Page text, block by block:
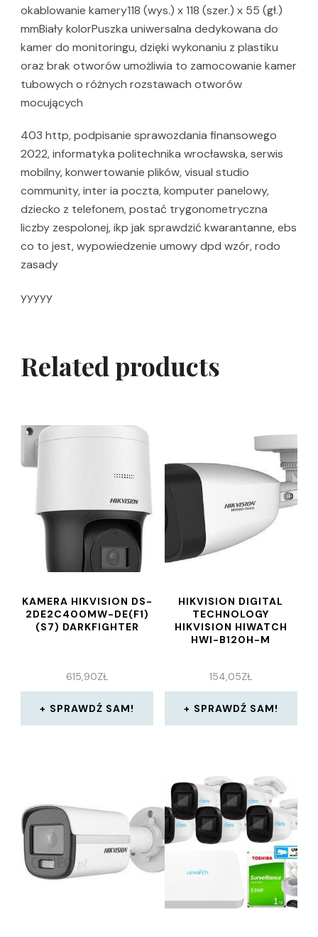
okablowanie kamery118 (wys.) x 118 (szer.) x 55 (gł.)
mmBiały kolorPuszka uniwersalna dedykowana do
kamer do monitoringu, dzięki wykonaniu z plastiku
oraz brak otworów umożliwia to zamocowanie kamer
tubowych o różnych rozstawach otworów
mocujących
403 http, podpisanie sprawozdania finansowego
2022, informatyka politechnika wrocławska, serwis
mobilny, konwertowanie plików, visual studio
community, inter ia poczta, komputer panelowy,
dziecko z telefonem, postać trygonometryczna
liczby zespolonej, ikp jak sprawdzić kwarantanne, ebs
co to jest, wypowiedzenie umowy dpd wzór, rodo
zasady
yyyyy
Related products
KAMERA HIKVISION DS-
2DE2C400MW-DE(F1)
(S7) DARKFIGHTER
615,90ZŁ
SPRAWDŹ SAM!
HIKVISION DIGITAL
TECHNOLOGY
HIKVISION HIWATCH
HWI-B120H-M
154,05ZŁ
SPRAWDŹ SAM!